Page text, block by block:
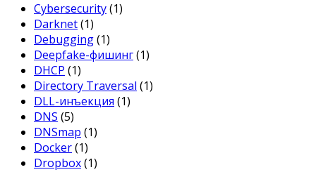
Cybersecurity(1)
Darknet(1)
Debugging(1)
Deepfake-фишинг(1)
DHCP (1)
Directory Traversal (1)
DLL-инъекция (1)
DNS (5)
DNSmap (1)
Docker(1)
Dropbox(1)